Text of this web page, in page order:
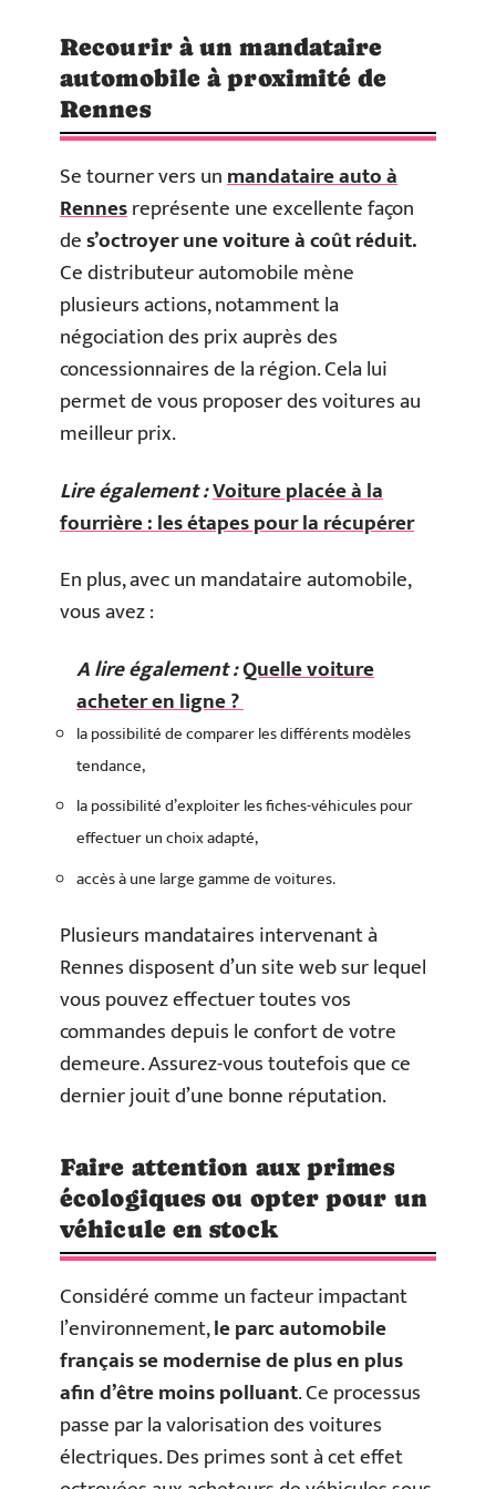
Recourir à un mandataire
automobile à proximité de
Rennes
Se tourner vers unmandataire auto à
Rennesreprésente une excellente façon
des’octroyer une voiture à coût réduit.
Ce distributeur automobile mène
plusieurs actions, notamment la
négociation des prix auprès des
concessionnaires de la région. Cela lui
permet de vous proposer des voitures au
meilleur prix.
Lire également :Voiture placée à la
fourrière : les étapes pour la récupérer
En plus, avec un mandataire automobile,
vous avez :
A lire également :Quelle voiture
acheter en ligne ?
la possibilité de comparer les différents modèles
tendance,
la possibilité d’exploiter les fiches-véhicules pour
effectuer un choix adapté,
accès à une large gamme de voitures.
Plusieurs mandataires intervenant à
Rennes disposent d’un site web sur lequel
vous pouvez effectuer toutes vos
commandes depuis le confort de votre
demeure. Assurez-vous toutefois que ce
dernier jouit d’une bonne réputation.
Faire attention aux primes
écologiques ou opter pour un
véhicule en stock
Considéré comme un facteur impactant
l’environnement,le parc automobile
français se modernise de plus en plus
afin d’être moins polluant. Ce processus
passe par la valorisation des voitures
électriques. Des primes sont à cet effet